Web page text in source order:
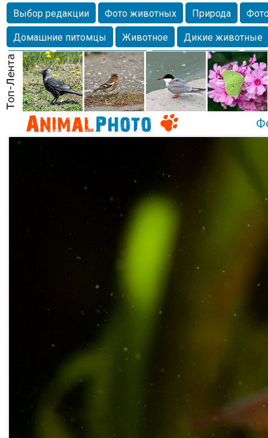
Выбор редакции Фото животных Природа
Домашние питомцы
Животное
Дикие животные
Собаки
Alexanderandronik Млекопитающие
Морда
Собачка Осень Портрет
Домашние
Насекомое
Коты Lebert Дикие птицы Утка